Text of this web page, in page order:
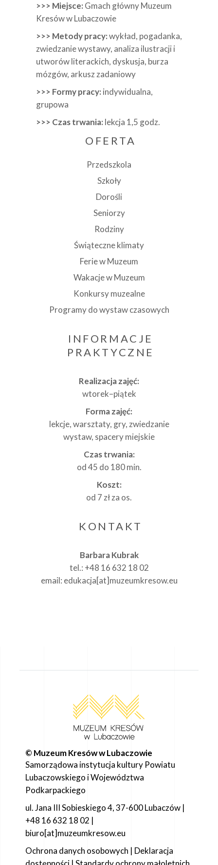
>>> Miejsce: Gmach główny Muzeum
Kresów w Lubaczowie
>>> Metody pracy:wykład, pogadanka,
zwiedzanie wystawy, analiza ilustracji i
utworów literackich, dyskusja, burza
mózgów, arkusz zadaniowy
>>> Formy pracy: indywidualna,
grupowa
>>> Czas trwania: lekcja 1,5 godz.
OFERTA
Przedszkola
Szkoły
Dorośli
Seniorzy
Rodziny
Świąteczne klimaty
Ferie w Muzeum
Wakacje w Muzeum
Konkursy muzealne
Programy do wystaw czasowych
INFORMACJE
PRAKTYCZNE
Realizacja zajęć:
wtorek–piątek
Forma zajęć:
lekcje, warsztaty, gry, zwiedzanie
wystaw, spacery miejskie
Czas trwania:
od 45 do 180 min.
Koszt:
od 7 zł za os.
KONTAKT
Barbara Kubrak
tel.: +48 16 632 18 02
email: edukacja[at]muzeumkresow.eu
© Muzeum Kresów w Lubaczowie
Samorządowa instytucja kultury Powiatu
Lubaczowskiego i Województwa
Podkarpackiego
ul. Jana III Sobieskiego 4, 37-600 Lubaczów |
+48 16 632 18 02 |
biuro[at]muzeumkresow.eu
Ochrona danych osobowych | Deklaracja